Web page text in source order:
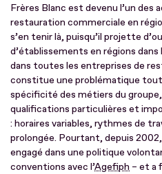
Frères Blanc est devenu l’un des
restauration commerciale en
s’en tenir là, puisqu’il projette
d’établissements en régions
dans toutes les entreprises de
constitue une problématique
spécificité des métiers du
qualifications particulières et
: horaires variables, rythmes de
prolongée. Pourtant, depuis
engagé dans une politique
conventions avec l’Agefiph – et a